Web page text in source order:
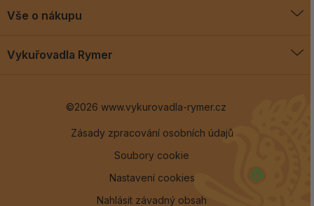
Blog
Vše o nákupu
Vykuřovadla Rymer
©2026 www.vykurovadla-rymer.cz
Zásady zpracování osobních údajů
Soubory cookie
Nastavení cookies
Nahlásit závadný obsah